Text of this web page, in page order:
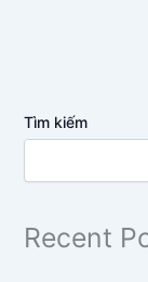
Tìm kiếm
Recent